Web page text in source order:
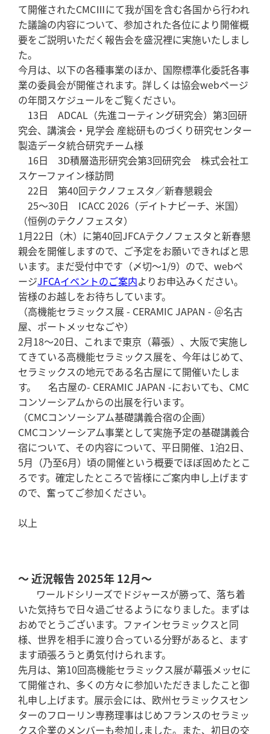
て開催されたCMCⅢにて我が国を含む各国から行われ
た議論の内容について、参加された各位により開催概
要をご説明いただく報告会を盛況裡に実施いたしまし
た。
今月は、以下の各種事業のほか、国際標準化委託各事
業の委員会が開催されます。詳しくは協会webページ
の年間スケジュールをご覧ください。
13日 ADCAL（先進コーティング研究会）第3回研
究会、講演会・見学会 産総研ものづくり研究センター
製造データ統合研究チーム様
16日 3D積層造形研究会第3回研究会 株式会社エ
スケーファイン様訪問
22日 第40回テクノフェスタ／新春懇親会
25～30日 ICACC 2026（デイトナビーチ、米国）
（恒例のテクノフェスタ）
1月22日（木）に第40回JFCAテクノフェスタと新春懇
親会を開催しますので、ご予定をお願いできればと思
います。まだ受付中です（〆切～1/9）ので、webペ
ージJFCAイベントのご案内よりお申込みください。
皆様のお越しをお待ちしています。
（高機能セラミックス展 - CERAMIC JAPAN - ＠名古
屋、ポートメッセなごや）
2月18～20日、これまで東京（幕張）、大阪で実施し
てきている高機能セラミックス展を、今年はじめて、
セラミックスの地元である名古屋にて開催いたしま
す。 名古屋の- CERAMIC JAPAN -においても、CMC
コンソーシアムからの出展を行います。
（CMCコンソーシアム基礎講義合宿の企画）
CMCコンソーシアム事業として実施予定の基礎講義合
宿について、その内容について、平日開催、1泊2日、
5月（乃至6月）頃の開催という概要でほぼ固めたとこ
ろです。確定したところで皆様にご案内申し上げます
ので、奮ってご参加ください。
以上
～ 近況報告 2025年 12月～
ワールドシリーズでドジャースが勝って、落ち着
いた気持ちで日々過ごせるようになりました。まずは
おめでとうございます。ファインセラミックスと同
様、世界を相手に渡り合っている分野があると、ます
ます頑張ろうと勇気付けられます。
先月は、第10回高機能セラミックス展が幕張メッセに
て開催され、多くの方々に参加いただきましたこと御
礼申し上げます。展示会には、欧州セラミックスセン
ターのフローリン専務理事はじめフランスのセラミッ
クス企業のメンバーも参加しました。また、初日の交